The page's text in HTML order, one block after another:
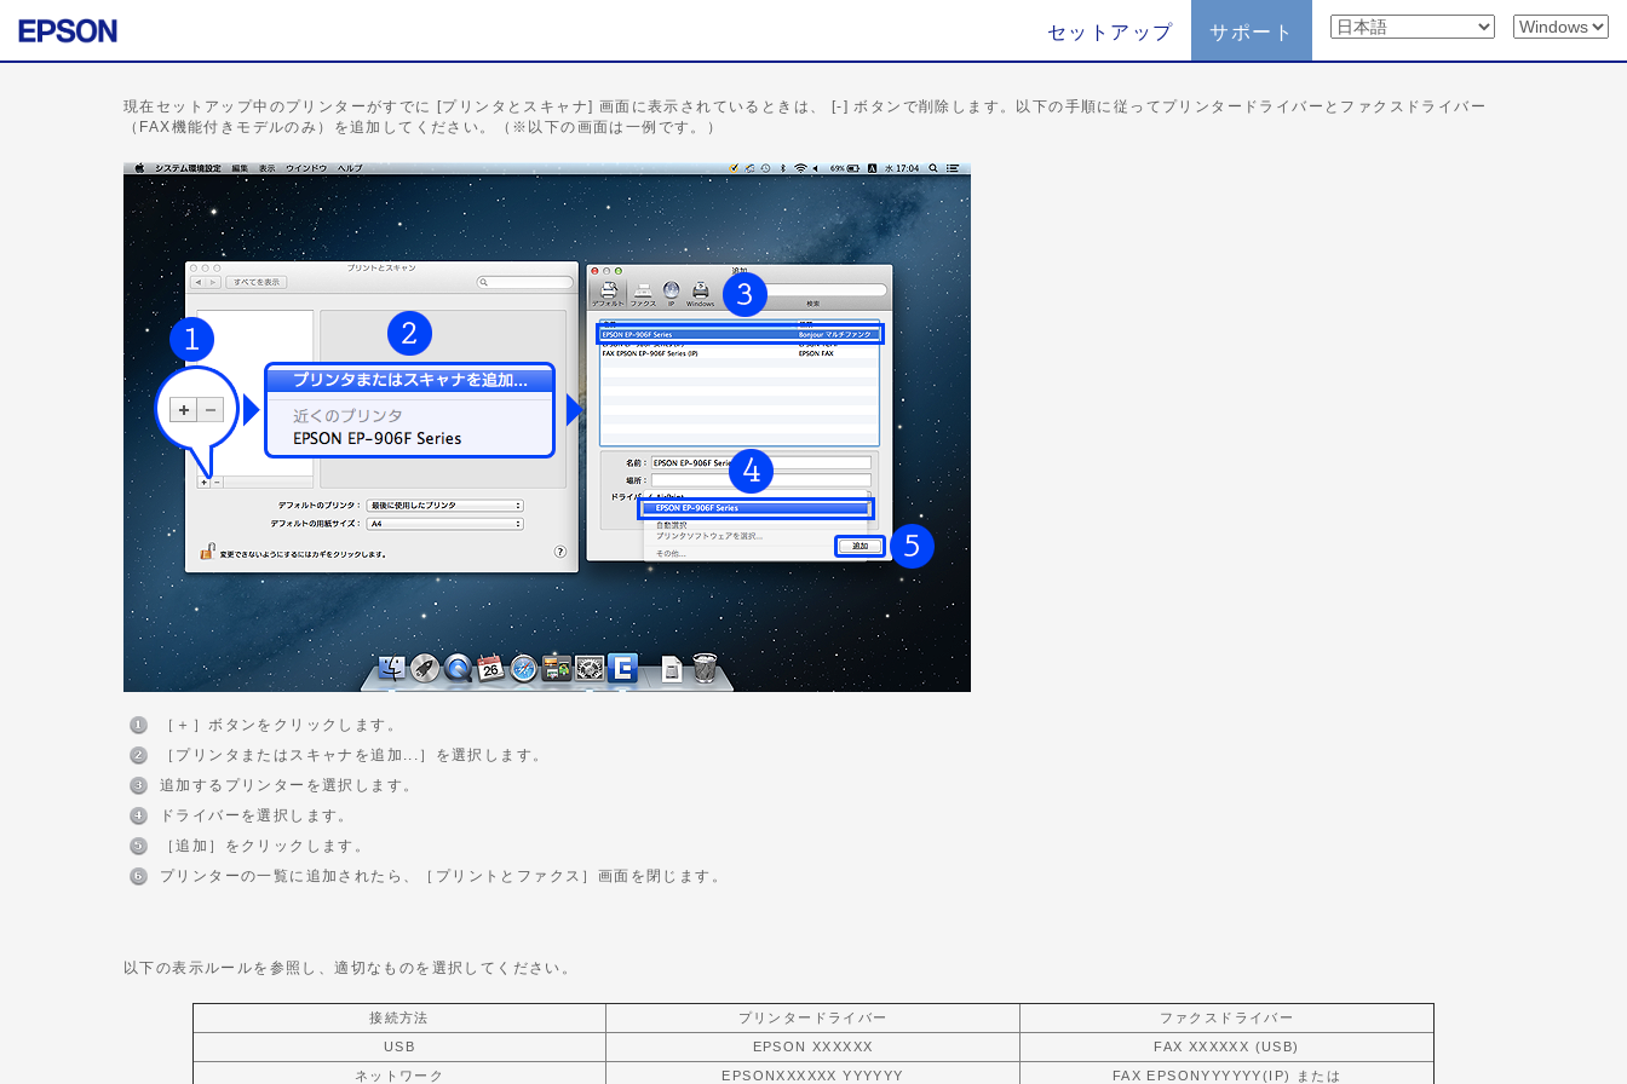
セットアップ サポート
現在セットアップ中のプリンターがすでに [プリンタとスキャナ] 画面に表示されているときは、 [-] ボタンで削除します。以下の手順に従ってプリンタードライバーとファクスドライバー
（FAX機能付きモデルのみ）を追加してください。（※以下の画面は一例です。）
［＋］ボタンをクリックします。
［プリンタまたはスキャナを追加...］を選択します。
追加するプリンターを選択します。
ドライバーを選択します。
［追加］をクリックします。
プリンターの一覧に追加されたら、［プリントとファクス］画面を閉じます。
以下の表示ルールを参照し、適切なものを選択してください。
接続方法 プリンタードライバー
ファクスドライバー
USB
EPSON XXXXXX
FAX XXXXXX (USB)
ネットワーク
EPSONXXXXXX YYYYYY FAX EPSONYYYYYY(IP) または